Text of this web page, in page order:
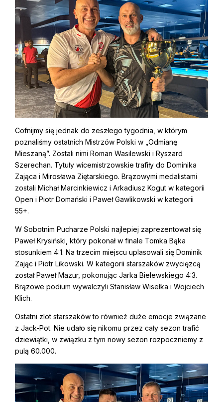
Cofnijmy się jednak do zeszłego tygodnia, w którym
poznaliśmy ostatnich Mistrzów Polski w „Odmianę
Mieszaną”. Zostali nimi Roman Wasilewski i Ryszard
Szerechan. Tytuły wicemistrzowskie trafiły do Dominika
Zająca i Mirosława Ziętarskiego. Brązowymi medalistami
zostali Michał Marcinkiewicz i Arkadiusz Kogut w kategorii
Open i Piotr Domański i Paweł Gawlikowski w kategorii
55+.
W Sobotnim Pucharze Polski najlepiej zaprezentował się
Paweł Krysiński, który pokonał w finale Tomka Bąka
stosunkiem 4:1. Na trzecim miejscu uplasowali się Dominik
Zając i Piotr Likowski. W kategorii starszaków zwycięzcą
został Paweł Mazur, pokonując Jarka Bielewskiego 4:3.
Brązowe podium wywalczyli Stanisław Wisełka i Wojciech
Klich.
Ostatni zlot starszaków to również duże emocje związane
z Jack-Pot. Nie udało się nikomu przez cały sezon trafić
dziewiątki, w związku z tym nowy sezon rozpoczniemy z
pulą 60.000.